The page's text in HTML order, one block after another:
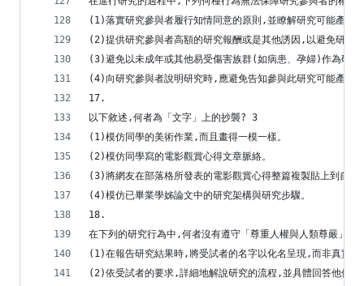
(1)落實研究參與者履行知情同意的原則,並瞭解研究可能產生
(2)提供研究參與者高額的研究報酬或是其他誘因,以避免研究
(3)避免以未成年或其他易受傷害族群(如病患、孕婦)作為研究
(4)向研究參與者說明研究時,應避免告知參與此研究可能產生
17.
以下敘述,何者為「文字」上的抄襲? 3
(1)模仿同學的美術作業,而且畫得一模一樣。
(2)模仿同學寫的電影觀賞心得文章脈絡。
(3)將網友在部落格所發表的電影觀賞心得整篇複製貼上到自己
(4)模仿已畢業學姊論文中的研究架構與研究步驟。
18.
在下列的研究行為中,何者沒有遵守「尊重人權與人類尊嚴」的
(1)在報告研究結果時,將受試者的名字以化名呈現,而非真實姓
(2)依受試者的要求,詳細地解說研究的流程,並具體回答他們的